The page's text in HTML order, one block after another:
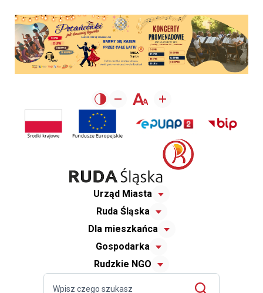
Urząd Miasta
Ruda Śląska
Dla mieszkańca
Gospodarka
Rudzkie NGO